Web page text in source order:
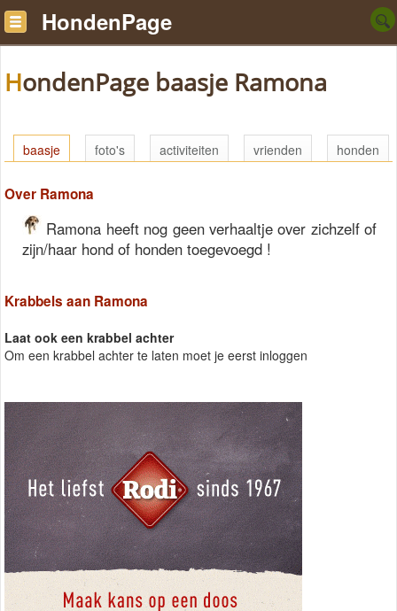
HondenPage
HondenPage baasje Ramona
baasje foto's activiteiten vrienden honden
Over Ramona
Ramona heeft nog geen verhaaltje over zichzelf of
zijn/haar hond of honden toegevoegd !
Krabbels aan Ramona
Laat ook een krabbel achter
Om een krabbel achter te laten moet je eerst inloggen